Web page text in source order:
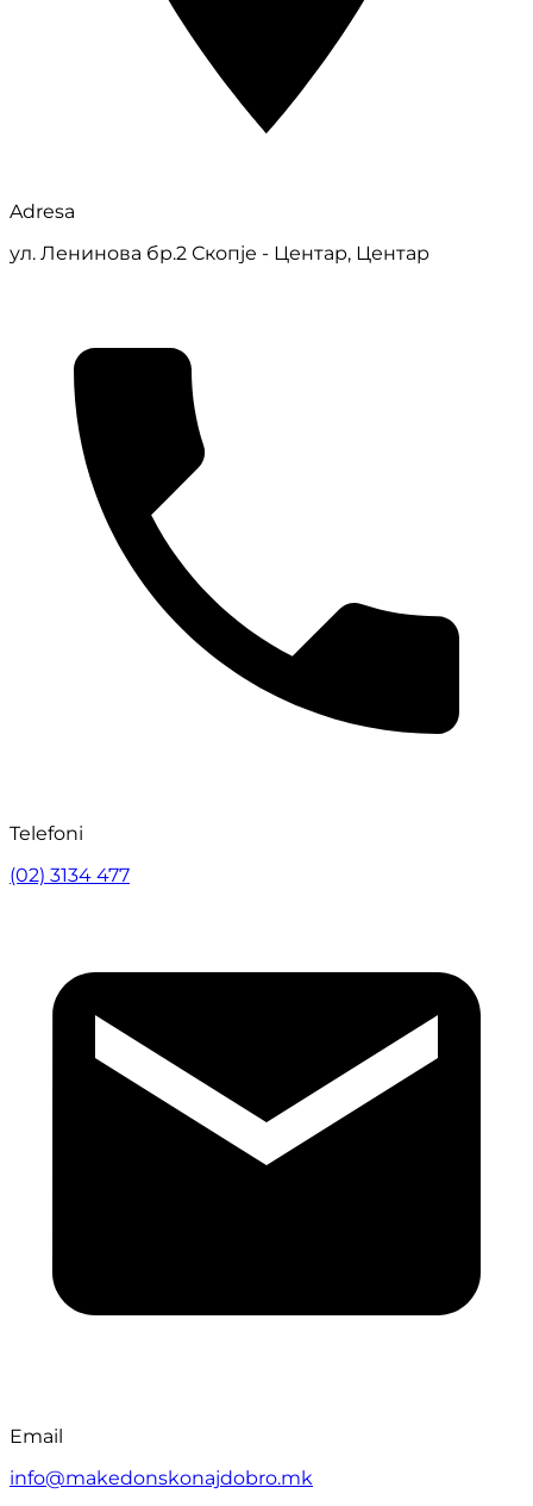
Adresa
ул. Ленинова бр.2 Скопје - Центар, Центар
Telefoni
(02) 3134 477
Email
info@makedonskonajdobro.mk